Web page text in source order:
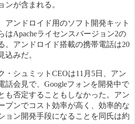
ンが含まれる。
ンドロイド用のソフト開発キット
はApacheライセンスバージョン2の
。アンドロイド搭載の携帯電話は20
込みだ。
シュミットCEOは11月5日、アン
話会見で、Googleフォンを開発中で
も否定することもしなかった。アン
プンでコスト効率が高く、効率的な
ョン開発手段になることを同氏は約